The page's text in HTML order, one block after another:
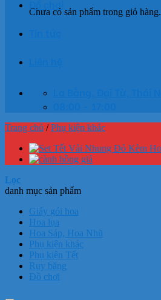
Chưa có sản phẩm trong giỏ hàng.
Trang chủ / Phụ kiện khác
Lọc
danh mục sản phẩm
Giấy gói hoa
Hoa lụa
Hoa Sáp, Hoa Nhũ
Phụ kiện khác
Phụ kiện Tết
Ruy băng
Đồ chơi